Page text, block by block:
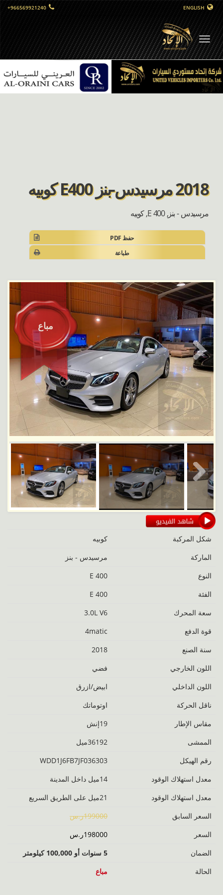
ENGLISH
+966569921240
التبديل
الملاحي
2018 مرسيدس-بنز E400 كوبيه
مرسيدس - بنز, E 400, كوبيه
حفظ PDF
طباعة
مباع
Next
Next
شكل المركبة
كوبيه
الماركة
مرسيدس - بنز
النوع
E 400
الفئة
E 400
‬سعة المحرك
3.0L V6
قوة الدفع
4matic
سنة الصنع
2018
اللون الخارجي
فضي
اللون الداخلي
ابيض/ازرق
ناقل الحركة
اوتوماتك
مقاس الإطار
19إنش
الممشى
36192ميل
رقم الهيكل
WDD1J6FB7JF036303
معدل استهلاك الوقود
14ميل داخل المدينة
معدل استهلاك الوقود
21ميل على الطريق السريع
السعر السابق
199000ر.س
السعر
198000ر.س
الضمان
5 سنوات أو 100,000 كيلومتر
الحالة
مباع